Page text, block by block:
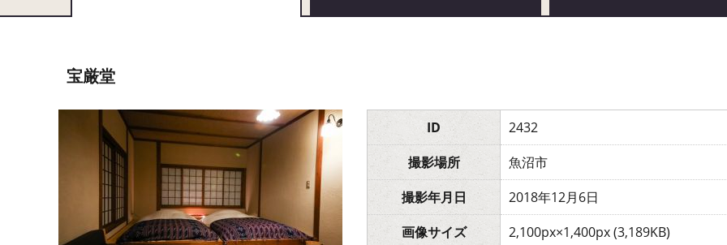
宝厳堂
ID
2432
撮影場所
魚沼市
撮影年月日
2018年12月6日
画像サイズ
2,100px×1,400px (3,189KB)